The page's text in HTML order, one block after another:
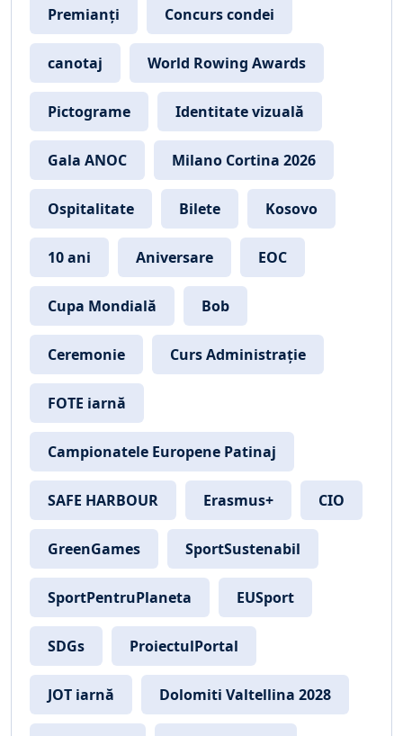
Premianți Concurs condei
canotaj World Rowing Awards
Pictograme Identitate vizuală
Gala ANOC Milano Cortina 2026
Ospitalitate Bilete Kosovo
10 ani Aniversare EOC
Cupa Mondială Bob
Ceremonie Curs Administrație
FOTE iarnă
Campionatele Europene Patinaj
SAFE HARBOUR Erasmus+ CIO
GreenGames SportSustenabil
SportPentruPlaneta EUSport
SDGs ProiectulPortal
JOT iarnă Dolomiti Valtellina 2028